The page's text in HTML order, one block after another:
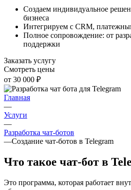
Cоздаем индивидуальное
бизнеса
Интегрируем с CRM,
Полное сопровождение: от
поддержки
Заказать услугу
Смотреть цены
от 30 000 ₽
Главная
—
Услуги
—
Разработка чат-ботов
—Создание чат-ботов в Telegram
Что такое чат-бот в
Это программа, которая работает